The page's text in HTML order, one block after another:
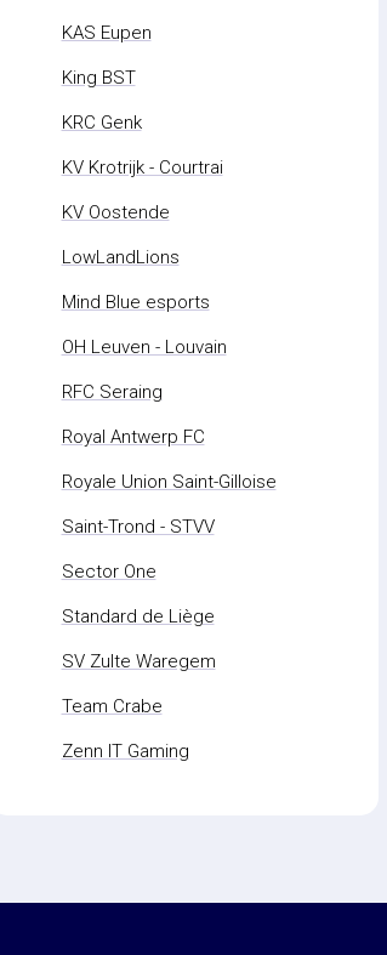
KAS Eupen
King BST
KRC Genk
KV Krotrijk - Courtrai
KV Oostende
LowLandLions
Mind Blue esports
OH Leuven - Louvain
RFC Seraing
Royal Antwerp FC
Royale Union Saint-Gilloise
Saint-Trond - STVV
Sector One
Standard de Liège
SV Zulte Waregem
Team Crabe
Zenn IT Gaming